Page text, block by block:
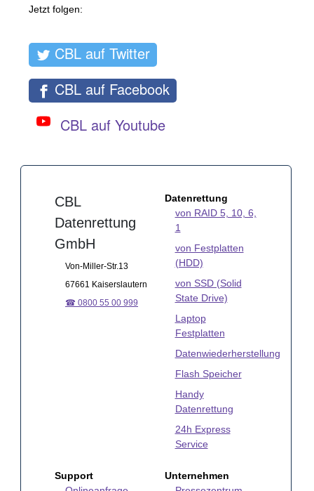
Jetzt folgen:
CBL auf Twitter
CBL auf Facebook
CBL auf Youtube
CBL
Datenrettung
GmbH
Von-Miller-Str.13
67661 Kaiserslautern
☎ 0800 55 00 999
Datenrettung
von RAID 5, 10, 6,
1
von Festplatten
(HDD)
von SSD (Solid
State Drive)
Laptop
Festplatten
Datenwiederherstellung
Flash Speicher
Handy
Datenrettung
24h Express
Service
Support
Unternehmen